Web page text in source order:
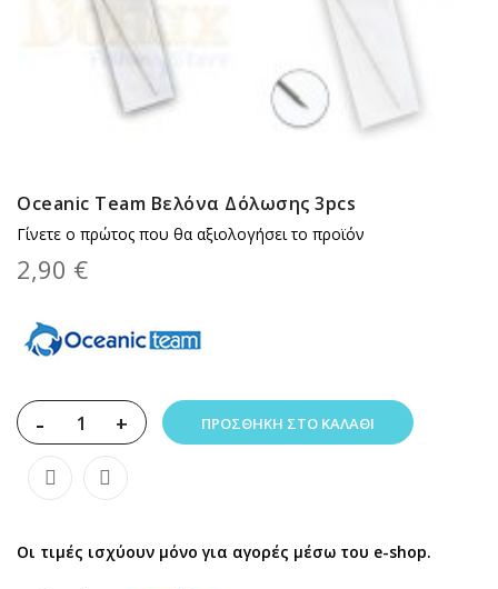
Oceanic Team Βελόνα Δόλωσης 3pcs
Γίνετε ο πρώτος που θα αξιολογήσει το προϊόν
2,90 €
- + ΠΡΟΣΘΉΚΗ ΣΤΟ ΚΑΛΆΘΙ
Οι τιμές ισχύουν μόνο για αγορές μέσω του e-shop.